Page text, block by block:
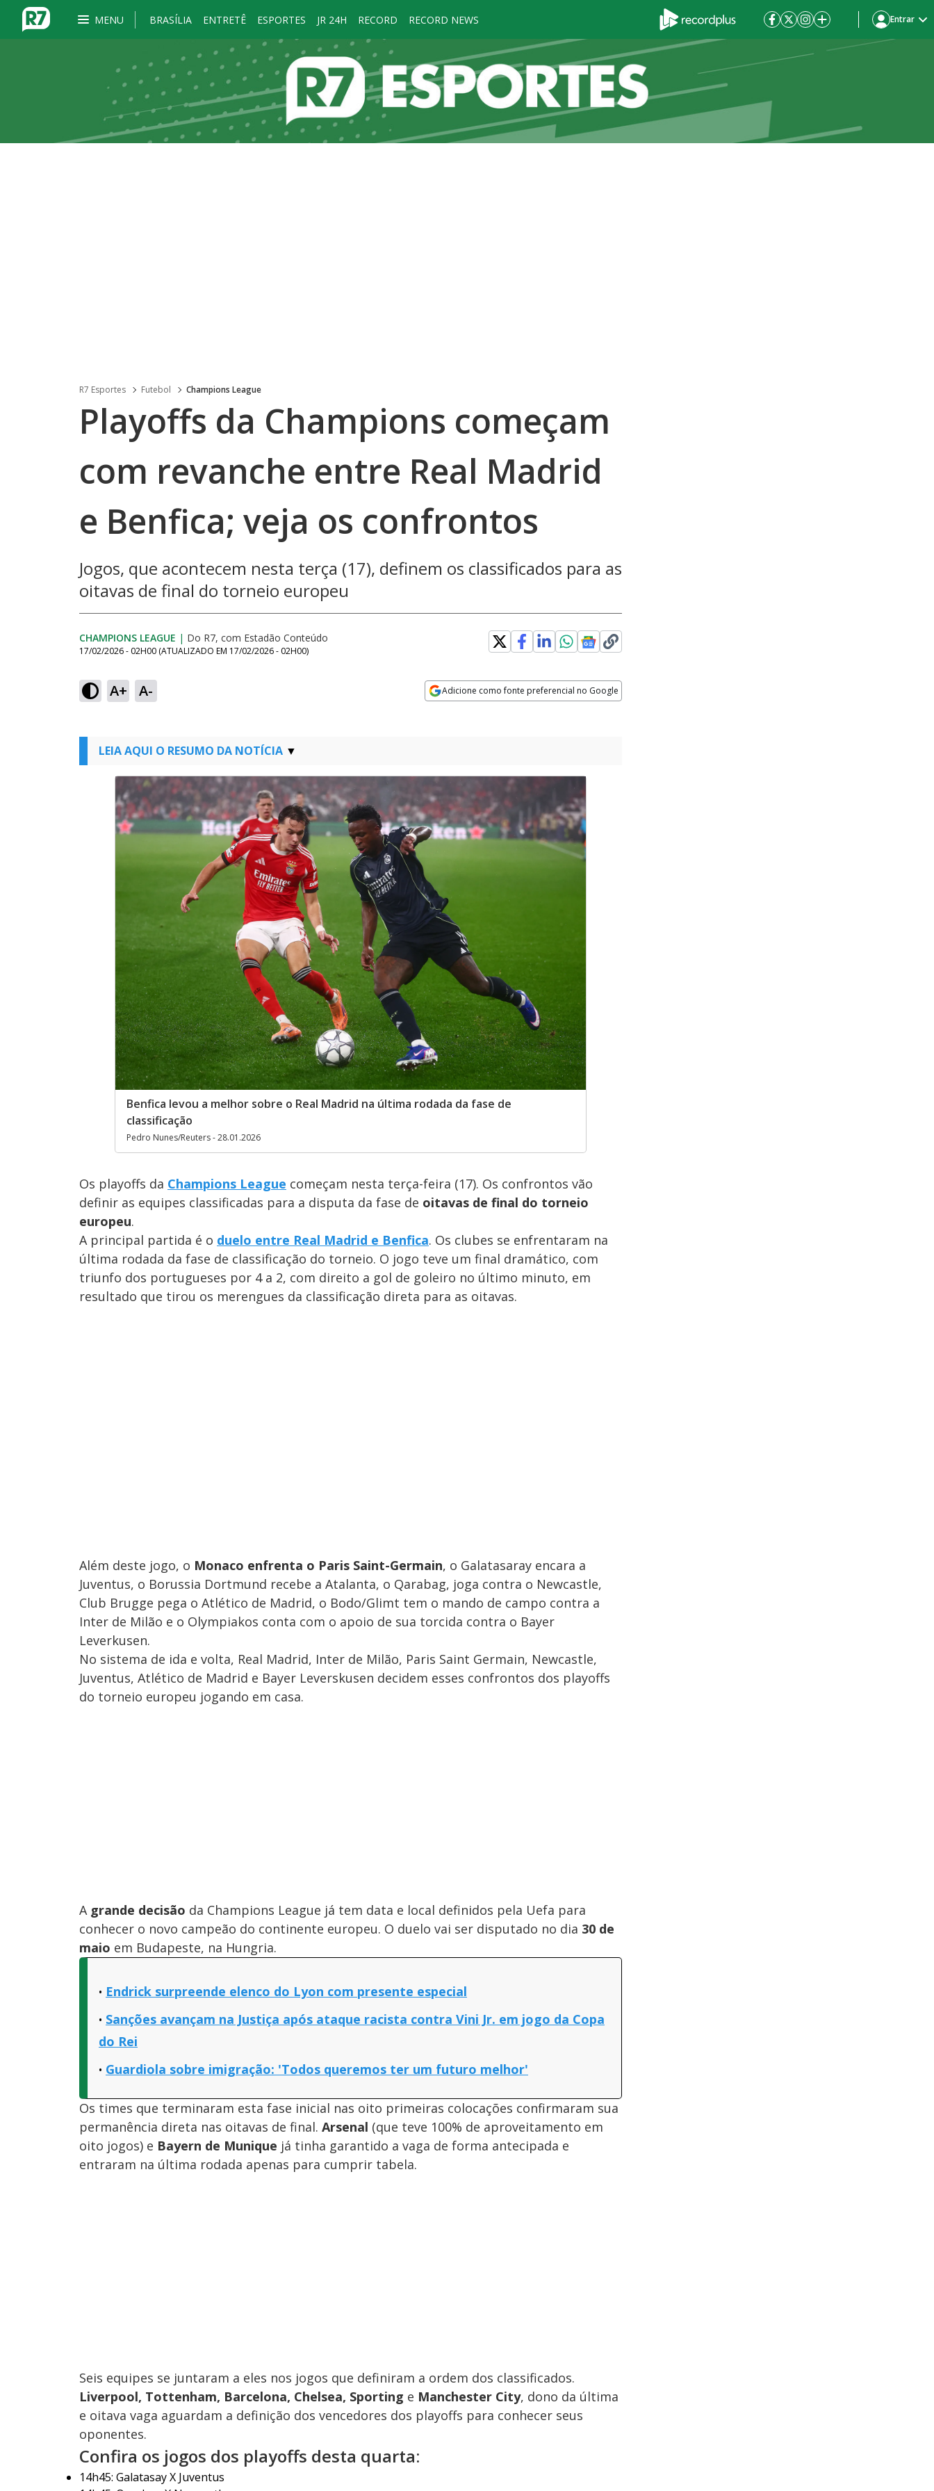
MENU BRASÍLIA ENTRETÊ ESPORTES JR 24H RECORD RECORD NEWS Entrar
R7 Esportes Futebol Champions League
Playoffs da Champions começam
com revanche entre Real Madrid
e Benfica; veja os confrontos
Jogos, que acontecem nesta terça (17), definem os classificados para as
oitavas de final do torneio europeu
CHAMPIONS LEAGUE | Do R7, com Estadão Conteúdo
17/02/2026 - 02H00 (ATUALIZADO EM 17/02/2026 - 02H00)
A+ A- Adicione como fonte preferencial no Google
LEIA AQUI O RESUMO DA NOTÍCIA
Benfica levou a melhor sobre o Real Madrid na última rodada da fase de
classificação
Pedro Nunes/Reuters - 28.01.2026
Os playoffs da Champions League começam nesta terça-feira (17). Os confrontos vão
definir as equipes classificadas para a disputa da fase de oitavas de final do torneio
europeu.
A principal partida é o duelo entre Real Madrid e Benfica. Os clubes se enfrentaram na
última rodada da fase de classificação do torneio. O jogo teve um final dramático, com
triunfo dos portugueses por 4 a 2, com direito a gol de goleiro no último minuto, em
resultado que tirou os merengues da classificação direta para as oitavas.
Além deste jogo, o Monaco enfrenta o Paris Saint-Germain, o Galatasaray encara a
Juventus, o Borussia Dortmund recebe a Atalanta, o Qarabag, joga contra o Newcastle,
Club Brugge pega o Atlético de Madrid, o Bodo/Glimt tem o mando de campo contra a
Inter de Milão e o Olympiakos conta com o apoio de sua torcida contra o Bayer
Leverkusen.
No sistema de ida e volta, Real Madrid, Inter de Milão, Paris Saint Germain, Newcastle,
Juventus, Atlético de Madrid e Bayer Leverskusen decidem esses confrontos dos playoffs
do torneio europeu jogando em casa.
A grande decisão da Champions League já tem data e local definidos pela Uefa para
conhecer o novo campeão do continente europeu. O duelo vai ser disputado no dia 30 de
maio em Budapeste, na Hungria.
Endrick surpreende elenco do Lyon com presente especial
Sanções avançam na Justiça após ataque racista contra Vini Jr. em jogo da Copa
do Rei
Guardiola sobre imigração: 'Todos queremos ter um futuro melhor'
Os times que terminaram esta fase inicial nas oito primeiras colocações confirmaram sua
permanência direta nas oitavas de final. Arsenal (que teve 100% de aproveitamento em
oito jogos) e Bayern de Munique já tinha garantido a vaga de forma antecipada e
entraram na última rodada apenas para cumprir tabela.
Seis equipes se juntaram a eles nos jogos que definiram a ordem dos classificados.
Liverpool, Tottenham, Barcelona, Chelsea, Sporting e Manchester City, dono da última
e oitava vaga aguardam a definição dos vencedores dos playoffs para conhecer seus
oponentes.
Confira os jogos dos playoffs desta quarta:
14h45: Galatasay X Juventus